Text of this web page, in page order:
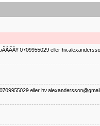
0709955029 eller
eller